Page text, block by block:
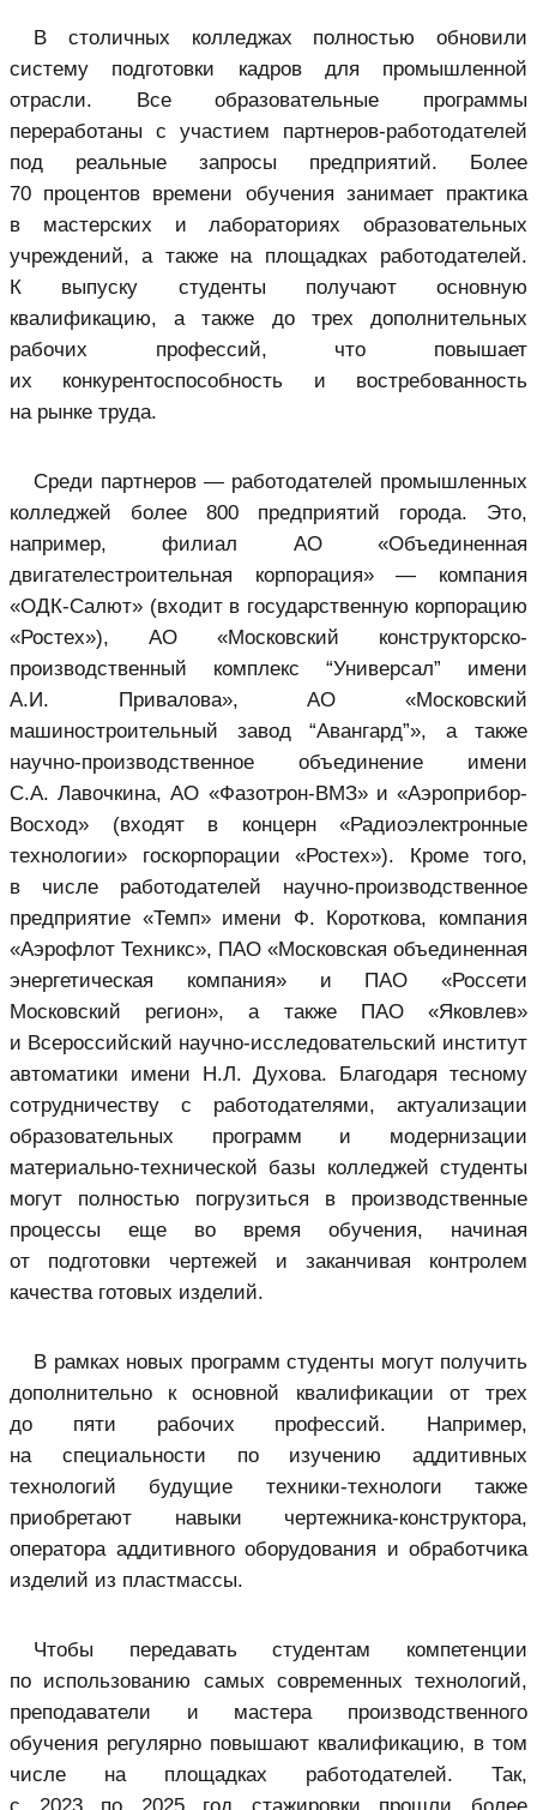
В столичных колледжах полностью обновили
систему подготовки кадров для промышленной
отрасли. Все образовательные программы
переработаны с участием партнеров-работодателей
под реальные запросы предприятий. Более
70 процентов времени обучения занимает практика
в мастерских и лабораториях образовательных
учреждений, а также на площадках работодателей.
К выпуску студенты получают основную
квалификацию, а также до трех дополнительных
рабочих профессий, что повышает
их конкурентоспособность и востребованность
на рынке труда.
Среди партнеров — работодателей промышленных
колледжей более 800 предприятий города. Это,
например, филиал АО «Объединенная
двигателестроительная корпорация» — компания
«ОДК-Салют» (входит в государственную корпорацию
«Ростех»), АО «Московский конструкторско-
производственный комплекс “Универсал” имени
А.И. Привалова», АО «Московский
машиностроительный завод “Авангард”», а также
научно-производственное объединение имени
С.А. Лавочкина, АО «Фазотрон-ВМЗ» и «Аэроприбор-
Восход» (входят в концерн «Радиоэлектронные
технологии» госкорпорации «Ростех»). Кроме того,
в числе работодателей научно-производственное
предприятие «Темп» имени Ф. Короткова, компания
«Аэрофлот Техникс», ПАО «Московская объединенная
энергетическая компания» и ПАО «Россети
Московский регион», а также ПАО «Яковлев»
и Всероссийский научно-исследовательский институт
автоматики имени Н.Л. Духова. Благодаря тесному
сотрудничеству с работодателями, актуализации
образовательных программ и модернизации
материально-технической базы колледжей студенты
могут полностью погрузиться в производственные
процессы еще во время обучения, начиная
от подготовки чертежей и заканчивая контролем
качества готовых изделий.
В рамках новых программ студенты могут получить
дополнительно к основной квалификации от трех
до пяти рабочих профессий. Например,
на специальности по изучению аддитивных
технологий будущие техники-технологи также
приобретают навыки чертежника-конструктора,
оператора аддитивного оборудования и обработчика
изделий из пластмассы.
Чтобы передавать студентам компетенции
по использованию самых современных технологий,
преподаватели и мастера производственного
обучения регулярно повышают квалификацию, в том
числе на площадках работодателей. Так,
с 2023 по 2025 год стажировки прошли более